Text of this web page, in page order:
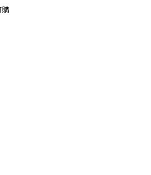
購